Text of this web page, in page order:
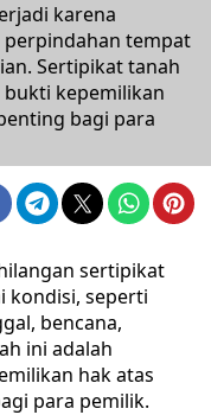
karena
perpindahan tempat
Sertipikat tanah
kepemilikan
bagi para
sertipikat
kondisi, seperti
bencana,
ini adalah
hak atas
para pemilik.